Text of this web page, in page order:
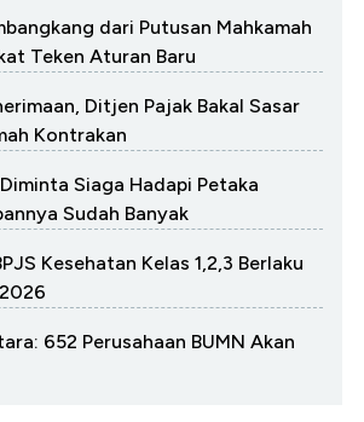
dari Putusan Mahkamah
Teken Aturan Baru
Ditjen Pajak Bakal Sasar
Kontrakan
Siaga Hadapi Petaka
Sudah Banyak
Kesehatan Kelas 1,2,3 Berlaku
652 Perusahaan BUMN Akan